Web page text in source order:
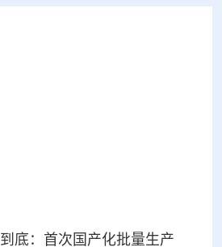
底：首次国产化批量生产